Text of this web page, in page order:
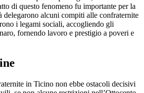
di questo fenomeno fu importante per la
delegarono alcuni compiti alle confraternite
i legami sociali, accogliendo gli
fornendo lavoro e prestigio a poveri e
in Ticino non ebbe ostacoli decisivi